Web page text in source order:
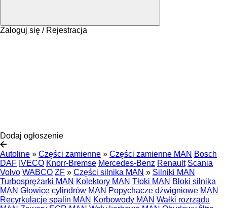
Zaloguj się / Rejestracja
Dodaj ogłoszenie
Autoline » Części zamienne » Części zamienne MAN Bosch
DAF IVECO Knorr-Bremse Mercedes-Benz Renault Scania
Volvo WABCO ZF » Części silnika MAN » Silniki MAN
Turbosprężarki MAN Kolektory MAN Tłoki MAN Bloki silnika
MAN Głowice cylindrów MAN Popychacze dźwigniowe MAN
Recyrkulacje spalin MAN Korbowody MAN Wałki rozrządu